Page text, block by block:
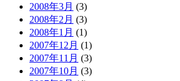
2008年3月 (3)
2008年2月 (3)
2008年1月 (1)
2007年12月 (1)
2007年11月 (3)
2007年10月 (3)